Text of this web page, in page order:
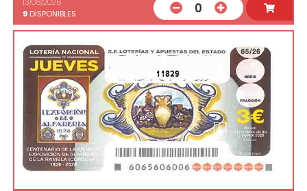
9 DISPONIBLES 0
11829